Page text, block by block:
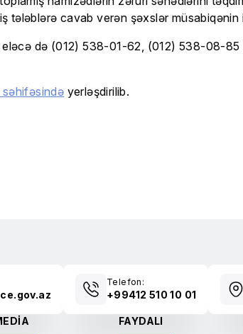
cavab verən şəxslər müsabiqənin
də (012) 538-01-62, (012) 538-08-
yerləşdirilib.
Telefon:
+99412 510 10 01
FAYDALI